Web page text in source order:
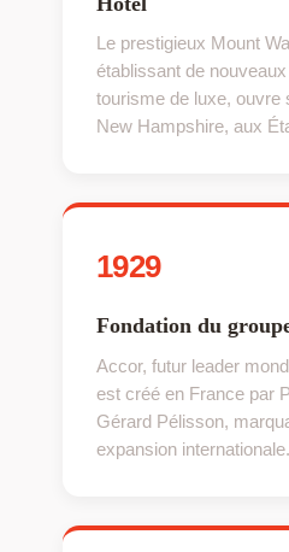
Le prestigieux Mount
établissant de
tourisme de luxe, ouvre
New Hampshire, aux
1929
Fondation du
Accor, futur leader
est créé en France par
Gérard Pélisson,
expansion internationale.